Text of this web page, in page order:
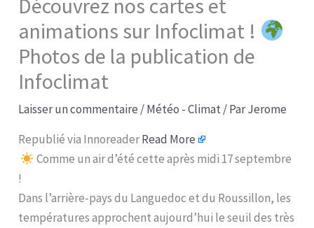
Découvrez nos cartes et
animations sur Infoclimat !
Photos de la publication de
Infoclimat
Laisser un commentaire /Météo - Climat/ ParJerome
Republié via InnoreaderRead More
Comme un air d’été cette après midi 17 septembre
!
Dans l’arrière-pays du Languedoc et du Roussillon, les
températures approchent aujourd’hui le seuil des très